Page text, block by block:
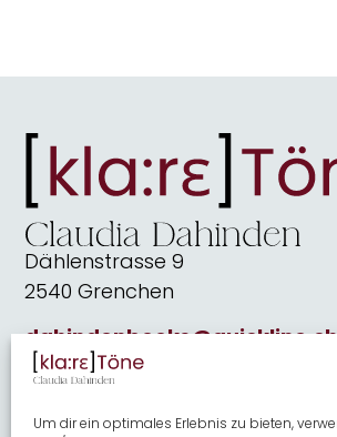
Um dir ein optimales Erlebnis zu bieten,
Dählenstrasse 9
2540 Grenchen
dahindenbooks@quickline.ch